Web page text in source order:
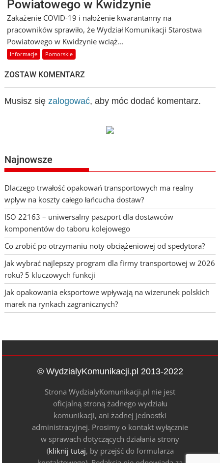
Powiatowego w Kwidzynie
Zakażenie COVID-19 i nałożenie kwarantanny na
pracowników sprawiło, że Wydział Komunikacji Starostwa
Powiatowego w Kwidzynie wciąż...
Informacje Pomorskie
ZOSTAW KOMENTARZ
Musisz się zalogować, aby móc dodać komentarz.
Najnowsze
Dlaczego trwałość opakowań transportowych ma realny
wpływ na koszty całego łańcucha dostaw?
ISO 22163 – uniwersalny paszport dla dostawców
komponentów do taboru kolejowego
Co zrobić po otrzymaniu noty obciążeniowej od spedytora?
Jak wybrać najlepszy program dla firmy transportowej w 2026
roku? 5 kluczowych funkcji
Jak opakowania eksportowe wpływają na wizerunek polskich
marek na rynkach zagranicznych?
© WydzialyKomunikacji.pl 2013-2022
Strona WydzialyKomunikacji.pl nie jest
oficjalną stroną żadnego wydziału
komunikacji, ani żadnej jednostki
administracyjnej. Prosimy o kontakt wyłącznie
w sprawach dotyczących działania strony
(kliknij tutaj, by przejść do formularza